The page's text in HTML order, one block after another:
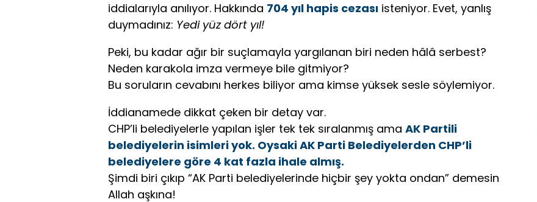
iddialarıyla anılıyor. Hakkında 704 yıl hapis cezası isteniyor. Evet, yanlış
duymadınız: Yedi yüz dört yıl!
Peki, bu kadar ağır bir suçlamayla yargılanan biri neden hâlâ serbest?
Neden karakola imza vermeye bile gitmiyor?
Bu soruların cevabını herkes biliyor ama kimse yüksek sesle söylemiyor.
İddianamede dikkat çeken bir detay var.
CHP’li belediyelerle yapılan işler tek tek sıralanmış ama AK Partili
belediyelerin isimleri yok. Oysaki AK Parti Belediyelerden CHP’li
belediyelere göre 4 kat fazla ihale almış.
Şimdi biri çıkıp “AK Parti belediyelerinde hiçbir şey yokta ondan” demesin
Allah aşkına!